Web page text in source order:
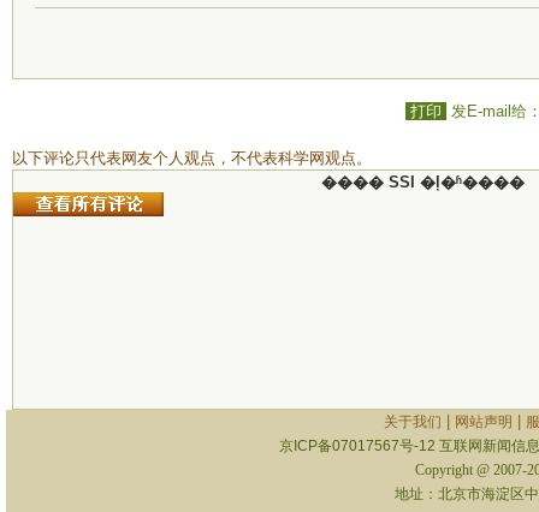
打印 发E-mail给
以下评论只代表网友个人观点，不代表科学网观点。
���� SSI �ļ�ʱ����
关于我们 网站声明
京ICP备07017567号-12 互联网新闻信
Copyright @ 2007-
地址：北京市海淀区